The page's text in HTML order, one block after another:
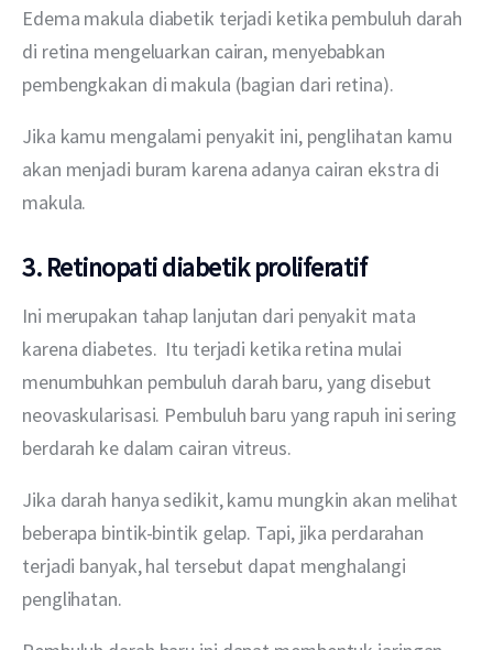
Edema makula diabetik terjadi ketika pembuluh darah
di retina mengeluarkan cairan, menyebabkan
pembengkakan di makula (bagian dari retina).
Jika kamu mengalami penyakit ini, penglihatan kamu
akan menjadi buram karena adanya cairan ekstra di
makula.
3. Retinopati diabetik proliferatif
Ini merupakan tahap lanjutan dari penyakit mata
karena diabetes.  Itu terjadi ketika retina mulai
menumbuhkan pembuluh darah baru, yang disebut
neovaskularisasi. Pembuluh baru yang rapuh ini sering
berdarah ke dalam cairan vitreus.
Jika darah hanya sedikit, kamu mungkin akan melihat
beberapa bintik-bintik gelap. Tapi, jika perdarahan
terjadi banyak, hal tersebut dapat menghalangi
penglihatan.